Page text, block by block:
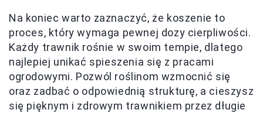
Na koniec warto zaznaczyć, że koszenie to
proces, który wymaga pewnej dozy cierpliwości.
Każdy trawnik rośnie w swoim tempie, dlatego
najlepiej unikać spieszenia się z pracami
ogrodowymi. Pozwól roślinom wzmocnić się
oraz zadbać o odpowiednią strukturę, a cieszysz
się pięknym i zdrowym trawnikiem przez długie